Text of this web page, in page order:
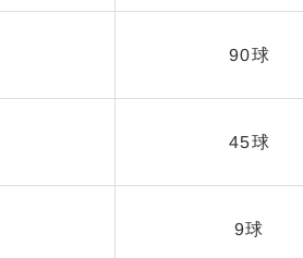
90球
45球
9球